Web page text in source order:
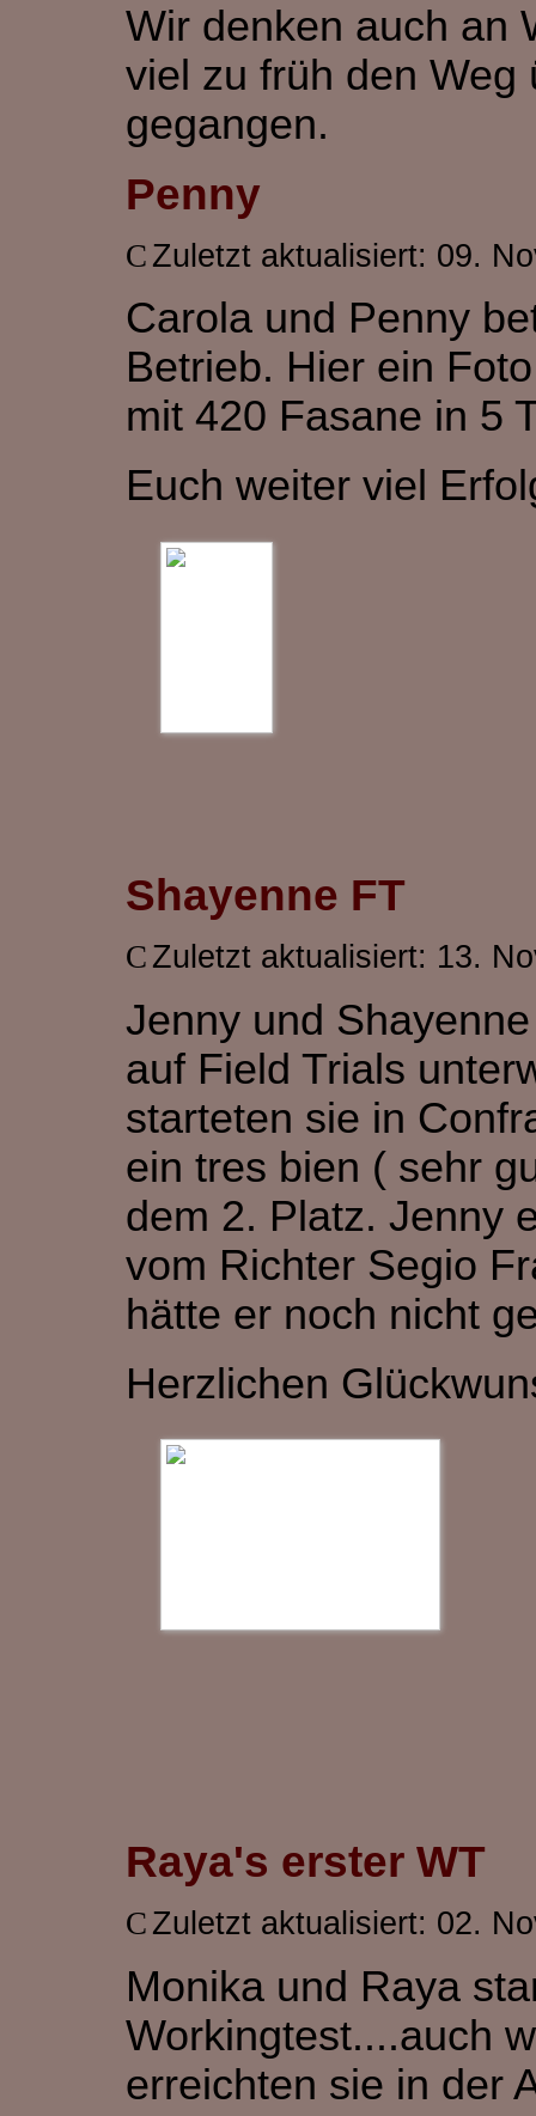
Wir denken auch an
viel zu früh den Weg
gegangen.
Penny
Zuletzt aktualisiert: 09.
Carola und Penny
Betrieb. Hier ein
mit 420 Fasane in 5
Euch weiter viel
Shayenne FT
Zuletzt aktualisiert: 13.
Jenny und
auf Field Trials
starteten sie in
ein tres bien ( sehr
dem 2. Platz. Jenny
vom Richter Segio
hätte er noch nicht
Herzlichen
Raya's erster WT
Zuletzt aktualisiert: 02.
Monika und Raya
Workingtest....auch
erreichten sie in der